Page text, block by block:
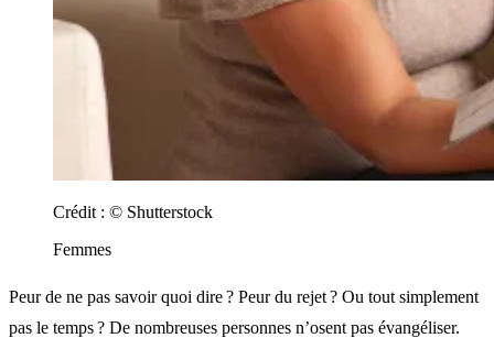
Crédit : © Shutterstock
Femmes
Peur de ne pas savoir quoi dire ? Peur du rejet ? Ou tout simplement
pas le temps ? De nombreuses personnes n’osent pas évangéliser.